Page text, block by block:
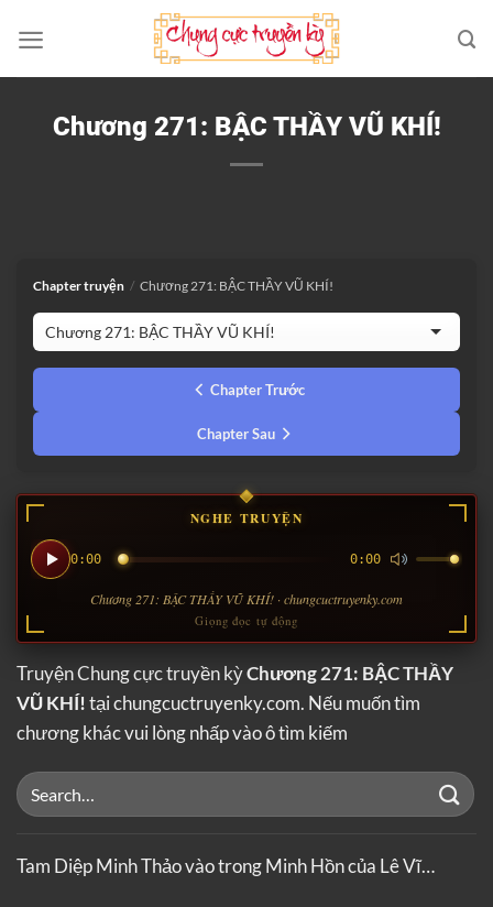
qua
nội
Chương 271: BẬC THẦY VŨ KHÍ!
Chapter truyện / Chương 271: BẬC THẦY VŨ KHÍ!
Chapter Trước
Chapter Sau
NGHE TRUYỆN
0:00 0:00
Chương 271: BẬC THẦY VŨ KHÍ! · chungcuctruyenky.com
Giọng đọc tự động
Truyện Chung cực truyền kỳChương 271: BẬC THẦY
VŨ KHÍ!tại chungcuctruyenky.com. Nếu muốn tìm
chương khác vui lòng nhấp vào ô tìm kiếm
Tam Diệp Minh Thảo vào trong Minh Hồn của Lê Vĩ…